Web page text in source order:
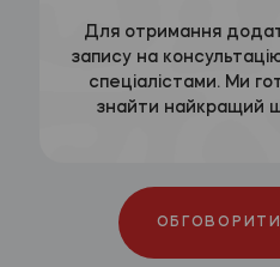
Для отримання
запису на
спеціалістами. Ми
знайти найкращий